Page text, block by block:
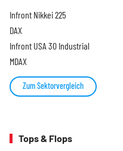
Infront Nikkei 225
DAX
Infront USA 30 Industrial
MDAX
Zum Sektorvergleich
Tops & Flops